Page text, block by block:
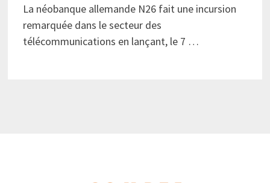
La néobanque allemande N26 fait une incursion
remarquée dans le secteur des
télécommunications en lançant, le 7 …